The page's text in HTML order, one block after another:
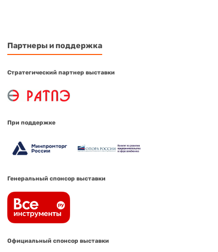
Партнеры и поддержка
Стратегический партнер выставки
При поддержке
Генеральный спонсор выставки
Официальный спонсор выставки